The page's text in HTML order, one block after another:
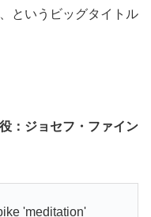
というビッグタイトル
： ジョセフ・ファイン
'meditation'